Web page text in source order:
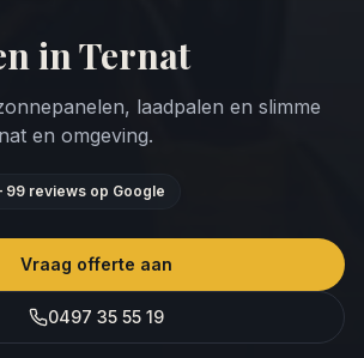
inTernat
laadpalen en slimme
en omgeving.
99 reviews op Google
Vraag offerte aan
0497 35 55 19